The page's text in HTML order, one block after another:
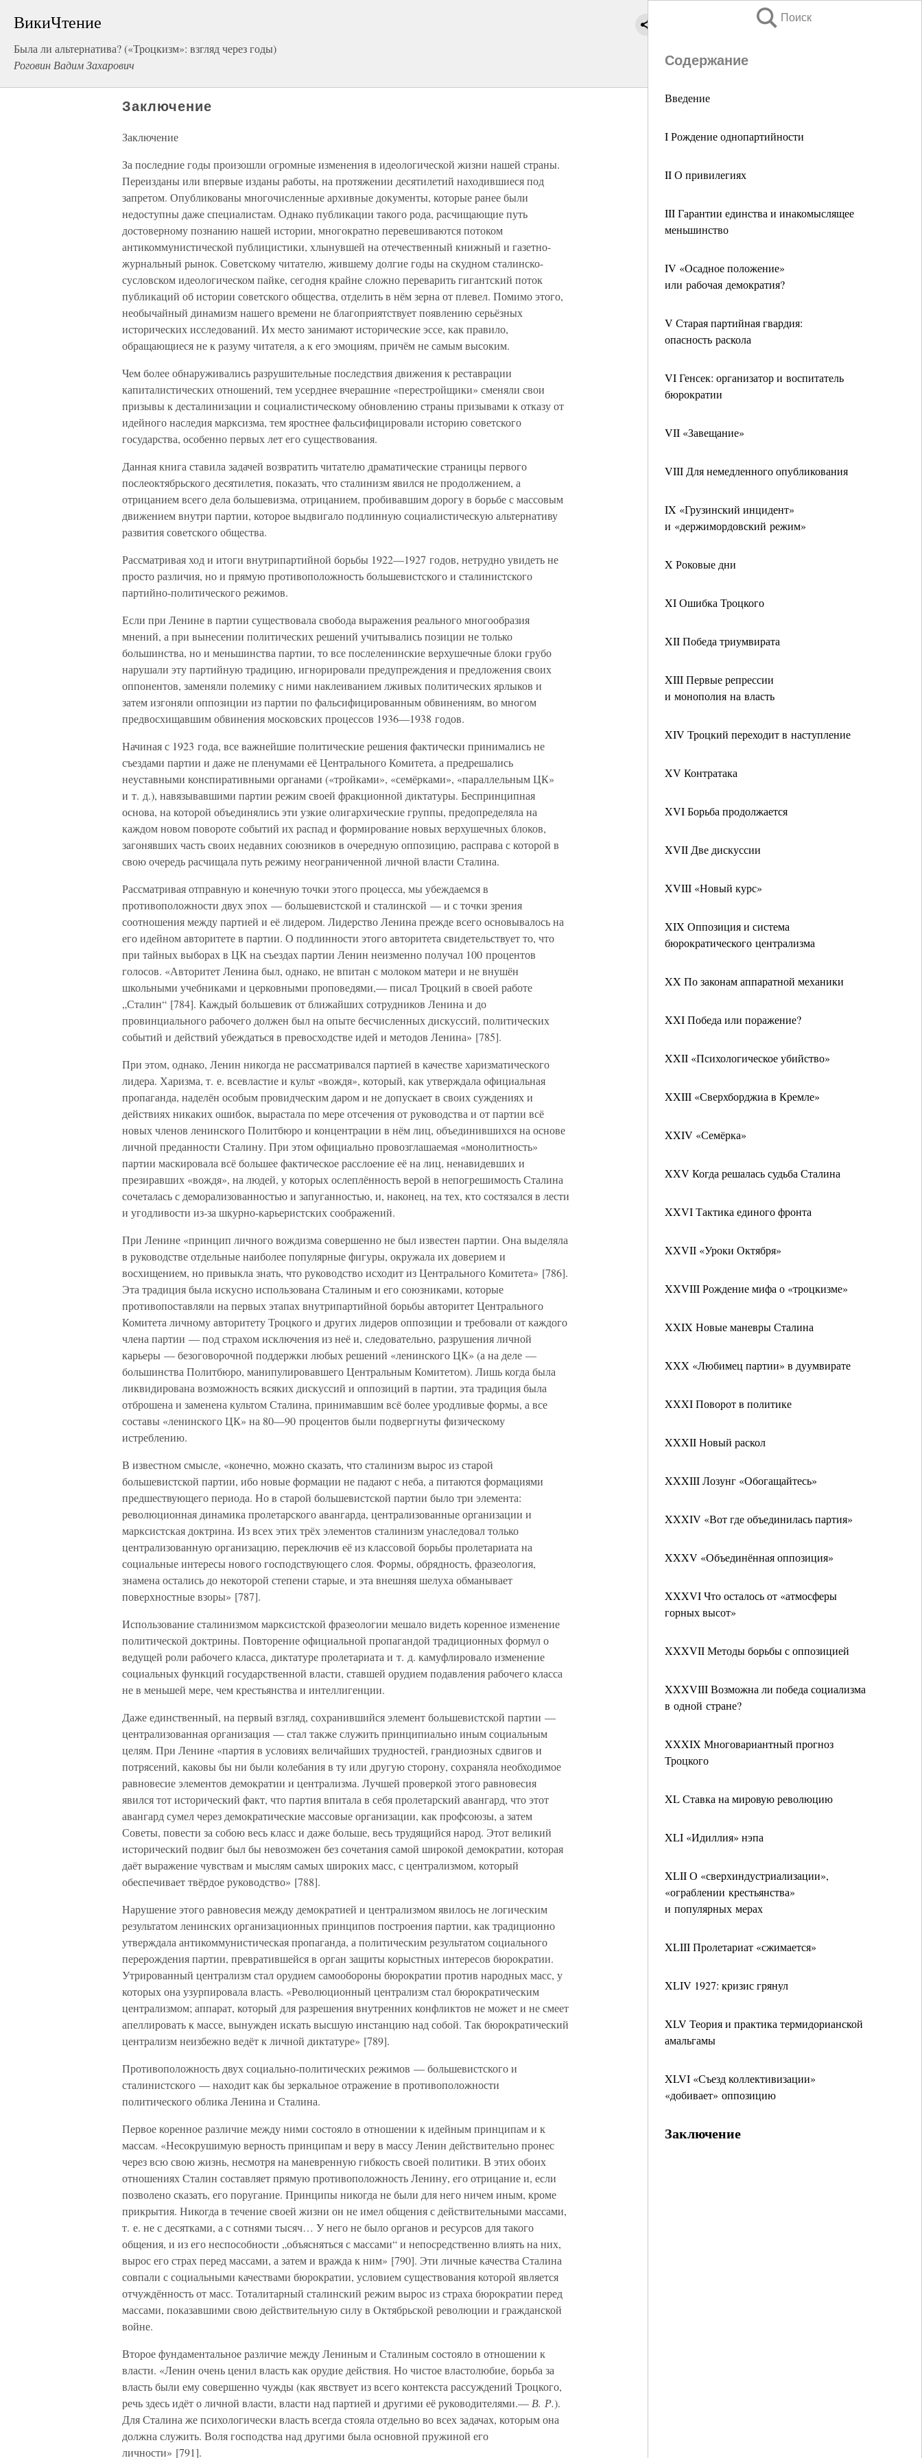
ВикиЧтение
Была ли альтернатива? («Троцкизм»: взгляд через годы)
Роговин Вадим Захарович
Поиск
Содержание
Введение
I Рождение однопартийности
II О привилегиях
III Гарантии единства и инакомыслящее
меньшинство
IV «Осадное положение»
или рабочая демократия?
V Старая партийная гвардия:
опасность раскола
VI Генсек: организатор и воспитатель
бюрократии
VII «Завещание»
VIII Для немедленного опубликования
IX «Грузинский инцидент»
и «держимордовский режим»
X Роковые дни
XI Ошибка Троцкого
XII Победа триумвирата
XIII Первые репрессии
и монополия на власть
XIV Троцкий переходит в наступление
XV Контратака
XVI Борьба продолжается
XVII Две дискуссии
XVIII «Новый курс»
XIX Оппозиция и система
бюрократического централизма
XX По законам аппаратной механики
XXI Победа или поражение?
XXII «Психологическое убийство»
XXIII «Сверхборджиа в Кремле»
XXIV «Семёрка»
XXV Когда решалась судьба Сталина
XXVI Тактика единого фронта
XXVII «Уроки Октября»
XXVIII Рождение мифа о «троцкизме»
XXIX Новые маневры Сталина
XXX «Любимец партии» в дуумвирате
XXXI Поворот в политике
XXXII Новый раскол
XXXIII Лозунг «Обогащайтесь»
XXXIV «Вот где объединилась партия»
XXXV «Объединённая оппозиция»
XXXVI Что осталось от «атмосферы
горных высот»
XXXVII Методы борьбы с оппозицией
XXXVIII Возможна ли победа социализма
в одной стране?
XXXIX Многовариантный прогноз
Троцкого
XL Ставка на мировую революцию
XLI «Идиллия» нэпа
XLII О «сверхиндустриализации»,
«ограблении крестьянства»
и популярных мерах
XLIII Пролетариат «сжимается»
XLIV 1927: кризис грянул
XLV Теория и практика термидорианской
амальгамы
XLVI «Съезд коллективизации»
«добивает» оппозицию
Заключение
Заключение
Заключение
За последние годы произошли огромные изменения в идеологической жизни нашей страны.
Переизданы или впервые изданы работы, на протяжении десятилетий находившиеся под
запретом. Опубликованы многочисленные архивные документы, которые ранее были
недоступны даже специалистам. Однако публикации такого рода, расчищающие путь
достоверному познанию нашей истории, многократно перевешиваются потоком
антикоммунистической публицистики, хлынувшей на отечественный книжный и газетно-
журнальный рынок. Советскому читателю, жившему долгие годы на скудном сталинско-
сусловском идеологическом пайке, сегодня крайне сложно переварить гигантский поток
публикаций об истории советского общества, отделить в нём зерна от плевел. Помимо этого,
необычайный динамизм нашего времени не благоприятствует появлению серьёзных
исторических исследований. Их место занимают исторические эссе, как правило,
обращающиеся не к разуму читателя, а к его эмоциям, причём не самым высоким.
Чем более обнаруживались разрушительные последствия движения к реставрации
капиталистических отношений, тем усерднее вчерашние «перестройщики» сменяли свои
призывы к десталинизации и социалистическому обновлению страны призывами к отказу от
идейного наследия марксизма, тем яростнее фальсифицировали историю советского
государства, особенно первых лет его существования.
Данная книга ставила задачей возвратить читателю драматические страницы первого
послеоктябрьского десятилетия, показать, что сталинизм явился не продолжением, а
отрицанием всего дела большевизма, отрицанием, пробивавшим дорогу в борьбе с массовым
движением внутри партии, которое выдвигало подлинную социалистическую альтернативу
развития советского общества.
Рассматривая ход и итоги внутрипартийной борьбы 1922—1927 годов, нетрудно увидеть не
просто различия, но и прямую противоположность большевистского и сталинистского
партийно-политического режимов.
Если при Ленине в партии существовала свобода выражения реального многообразия
мнений, а при вынесении политических решений учитывались позиции не только
большинства, но и меньшинства партии, то все послеленинские верхушечные блоки грубо
нарушали эту партийную традицию, игнорировали предупреждения и предложения своих
оппонентов, заменяли полемику с ними наклеиванием лживых политических ярлыков и
затем изгоняли оппозиции из партии по фальсифицированным обвинениям, во многом
предвосхищавшим обвинения московских процессов 1936—1938 годов.
Начиная с 1923 года, все важнейшие политические решения фактически принимались не
съездами партии и даже не пленумами её Центрального Комитета, а предрешались
неуставными конспиративными органами («тройками», «семёрками», «параллельным ЦК»
и т. д.), навязывавшими партии режим своей фракционной диктатуры. Беспринципная
основа, на которой объединялись эти узкие олигархические группы, предопределяла на
каждом новом повороте событий их распад и формирование новых верхушечных блоков,
загонявших часть своих недавних союзников в очередную оппозицию, расправа с которой в
свою очередь расчищала путь режиму неограниченной личной власти Сталина.
Рассматривая отправную и конечную точки этого процесса, мы убеждаемся в
противоположности двух эпох — большевистской и сталинской — и с точки зрения
соотношения между партией и её лидером. Лидерство Ленина прежде всего основывалось на
его идейном авторитете в партии. О подлинности этого авторитета свидетельствует то, что
при тайных выборах в ЦК на съездах партии Ленин неизменно получал 100 процентов
голосов. «Авторитет Ленина был, однако, не впитан с молоком матери и не внушён
школьными учебниками и церковными проповедями,— писал Троцкий в своей работе
„Сталин“ [784]. Каждый большевик от ближайших сотрудников Ленина и до
провинциального рабочего должен был на опыте бесчисленных дискуссий, политических
событий и действий убеждаться в превосходстве идей и методов Ленина» [785].
При этом, однако, Ленин никогда не рассматривался партией в качестве харизматического
лидера. Харизма, т. е. всевластие и культ «вождя», который, как утверждала официальная
пропаганда, наделён особым провидческим даром и не допускает в своих суждениях и
действиях никаких ошибок, вырастала по мере отсечения от руководства и от партии всё
новых членов ленинского Политбюро и концентрации в нём лиц, объединившихся на основе
личной преданности Сталину. При этом официально провозглашаемая «монолитность»
партии маскировала всё большее фактическое расслоение её на лиц, ненавидевших и
презиравших «вождя», на людей, у которых ослеплённость верой в непогрешимость Сталина
сочеталась с деморализованностью и запуганностью, и, наконец, на тех, кто состязался в лести
и угодливости из-за шкурно-карьеристских соображений.
При Ленине «принцип личного вождизма совершенно не был известен партии. Она выделяла
в руководстве отдельные наиболее популярные фигуры, окружала их доверием и
восхищением, но привыкла знать, что руководство исходит из Центрального Комитета» [786].
Эта традиция была искусно использована Сталиным и его союзниками, которые
противопоставляли на первых этапах внутрипартийной борьбы авторитет Центрального
Комитета личному авторитету Троцкого и других лидеров оппозиции и требовали от каждого
члена партии — под страхом исключения из неё и, следовательно, разрушения личной
карьеры — безоговорочной поддержки любых решений «ленинского ЦК» (а на деле —
большинства Политбюро, манипулировавшего Центральным Комитетом). Лишь когда была
ликвидирована возможность всяких дискуссий и оппозиций в партии, эта традиция была
отброшена и заменена культом Сталина, принимавшим всё более уродливые формы, а все
составы «ленинского ЦК» на 80—90 процентов были подвергнуты физическому
истреблению.
В известном смысле, «конечно, можно сказать, что сталинизм вырос из старой
большевистской партии, ибо новые формации не падают с неба, а питаются формациями
предшествующего периода. Но в старой большевистской партии было три элемента:
революционная динамика пролетарского авангарда, централизованные организации и
марксистская доктрина. Из всех этих трёх элементов сталинизм унаследовал только
централизованную организацию, переключив её из классовой борьбы пролетариата на
социальные интересы нового господствующего слоя. Формы, обрядность, фразеология,
знамена остались до некоторой степени старые, и эта внешняя шелуха обманывает
поверхностные взоры» [787].
Использование сталинизмом марксистской фразеологии мешало видеть коренное изменение
политической доктрины. Повторение официальной пропагандой традиционных формул о
ведущей роли рабочего класса, диктатуре пролетариата и т. д. камуфлировало изменение
социальных функций государственной власти, ставшей орудием подавления рабочего класса
не в меньшей мере, чем крестьянства и интеллигенции.
Даже единственный, на первый взгляд, сохранившийся элемент большевистской партии —
централизованная организация — стал также служить принципиально иным социальным
целям. При Ленине «партия в условиях величайших трудностей, грандиозных сдвигов и
потрясений, каковы бы ни были колебания в ту или другую сторону, сохраняла необходимое
равновесие элементов демократии и централизма. Лучшей проверкой этого равновесия
явился тот исторический факт, что партия впитала в себя пролетарский авангард, что этот
авангард сумел через демократические массовые организации, как профсоюзы, а затем
Советы, повести за собою весь класс и даже больше, весь трудящийся народ. Этот великий
исторический подвиг был бы невозможен без сочетания самой широкой демократии, которая
даёт выражение чувствам и мыслям самых широких масс, с централизмом, который
обеспечивает твёрдое руководство» [788].
Нарушение этого равновесия между демократией и централизмом явилось не логическим
результатом ленинских организационных принципов построения партии, как традиционно
утверждала антикоммунистическая пропаганда, а политическим результатом социального
перерождения партии, превратившейся в орган защиты корыстных интересов бюрократии.
Утрированный централизм стал орудием самообороны бюрократии против народных масс, у
которых она узурпировала власть. «Революционный централизм стал бюрократическим
централизмом; аппарат, который для разрешения внутренних конфликтов не может и не смеет
апеллировать к массе, вынужден искать высшую инстанцию над собой. Так бюрократический
централизм неизбежно ведёт к личной диктатуре» [789].
Противоположность двух социально-политических режимов — большевистского и
сталинистского — находит как бы зеркальное отражение в противоположности
политического облика Ленина и Сталина.
Первое коренное различие между ними состояло в отношении к идейным принципам и к
массам. «Несокрушимую верность принципам и веру в массу Ленин действительно пронес
через всю свою жизнь, несмотря на маневренную гибкость своей политики. В этих обоих
отношениях Сталин составляет прямую противоположность Ленину, его отрицание и, если
позволено сказать, его поругание. Принципы никогда не были для него ничем иным, кроме
прикрытия. Никогда в течение своей жизни он не имел общения с действительными массами,
т. е. не с десятками, а с сотнями тысяч… У него не было органов и ресурсов для такого
общения, и из его неспособности „объясняться с массами“ и непосредственно влиять на них,
вырос его страх перед массами, а затем и вражда к ним» [790]. Эти личные качества Сталина
совпали с социальными качествами бюрократии, условием существования которой является
отчуждённость от масс. Тоталитарный сталинский режим вырос из страха бюрократии перед
массами, показавшими свою действительную силу в Октябрьской революции и гражданской
войне.
Второе фундаментальное различие между Лениным и Сталиным состояло в отношении к
власти. «Ленин очень ценил власть как орудие действия. Но чистое властолюбие, борьба за
власть были ему совершенно чужды (как явствует из всего контекста рассуждений Троцкого,
речь здесь идёт о личной власти, власти над партией и другими её руководителями.— В. Р.).
Для Сталина же психологически власть всегда стояла отдельно во всех задачах, которым она
должна служить. Воля господства над другими была основной пружиной его
личности» [791].